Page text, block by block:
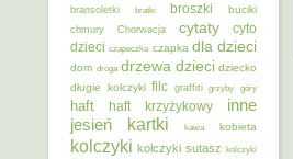
bransoletki
bratki broszki buciki
chmury Chorwacja cytaty
cyto
dzieci czapeczka czapka dla dzieci
dom droga drzewa dzieci dziecko
długie kolczyki filc graffiti grzyby góry
haft haft krzyżykowy inne
jesień kartki kawa kobieta
kolczyki kolczyki sutasz kolczyki